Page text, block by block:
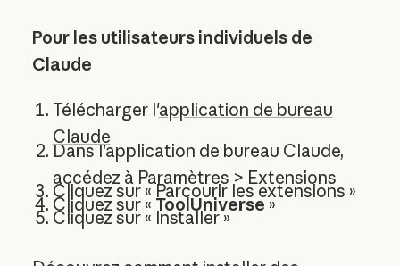
Pour les utilisateurs individuels de
Claude
Télécharger l'application de bureau
Claude
Dans l'application de bureau Claude,
accédez à Paramètres > Extensions
Cliquez sur « Parcourir les extensions »
Cliquez sur « ToolUniverse»
Cliquez sur « Installer »